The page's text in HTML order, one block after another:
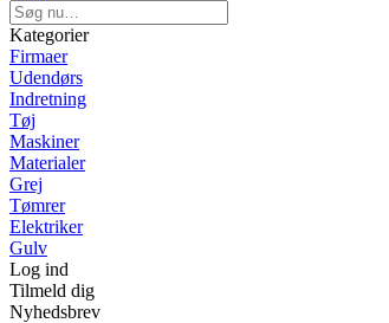
Kategorier
Firmaer
Udendørs
Indretning
Tøj
Maskiner
Materialer
Grej
Tømrer
Elektriker
Gulv
Log ind
Tilmeld dig
Nyhedsbrev